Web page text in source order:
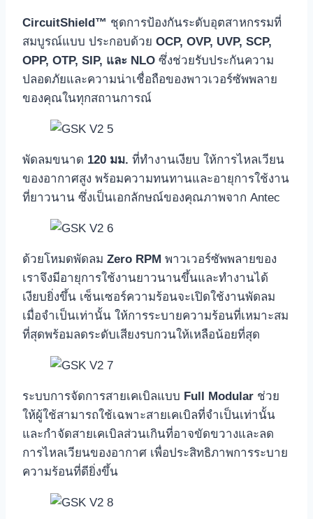
CircuitShield™ ชุดการป้องกันระดับอุตสาหกรรมที่
สมบูรณ์แบบ ประกอบด้วย OCP, OVP, UVP, SCP,
OPP, OTP, SIP, และ NLO ซึ่งช่วยรับประกันความ
ปลอดภัยและความน่าเชื่อถือของพาวเวอร์ซัพพลาย
ของคุณในทุกสถานการณ์
พัดลมขนาด 120 มม. ที่ทำงานเงียบ ให้การไหลเวียน
ของอากาศสูง พร้อมความทนทานและอายุการใช้งาน
ที่ยาวนาน ซึ่งเป็นเอกลักษณ์ของคุณภาพจาก Antec
ด้วยโหมดพัดลม Zero RPM พาวเวอร์ซัพพลายของ
เราจึงมีอายุการใช้งานยาวนานขึ้นและทำงานได้
เงียบยิ่งขึ้น เซ็นเซอร์ความร้อนจะเปิดใช้งานพัดลม
เมื่อจำเป็นเท่านั้น ให้การระบายความร้อนที่เหมาะสม
ที่สุดพร้อมลดระดับเสียงรบกวนให้เหลือน้อยที่สุด
ระบบการจัดการสายเคเบิลแบบ Full Modular ช่วย
ให้ผู้ใช้สามารถใช้เฉพาะสายเคเบิลที่จำเป็นเท่านั้น
และกำจัดสายเคเบิลส่วนเกินที่อาจขัดขวางและลด
การไหลเวียนของอากาศ เพื่อประสิทธิภาพการระบาย
ความร้อนที่ดียิ่งขึ้น